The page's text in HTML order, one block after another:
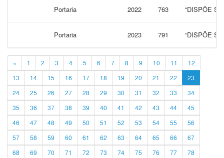
Portaria 2022 763 “DISPÕE
Portaria 2023 791 “DISPÕE
« 1 2 3 4 5 6 7 8 9 10 11
12
13
14 15 16 17 18 19 20 21 22
23
24
25 26 27 28 29 30 31 32 33
34
35
36 37 38 39 40 41 42 43 44
45
46
47 48 49 50 51 52 53 54 55
56
57
58 59 60 61 62 63 64 65 66
67
68
69 70 71 72 73 74 75 76 77 78